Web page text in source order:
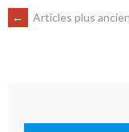
← Articles plus